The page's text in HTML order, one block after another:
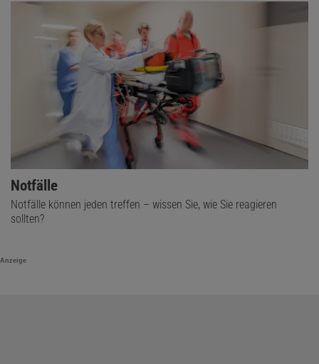
Notfälle
Notfälle können jeden treffen – wissen Sie, wie Sie reagieren
sollten?
Anzeige